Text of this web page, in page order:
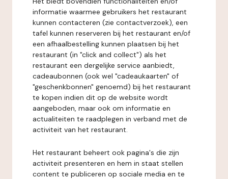
informatie waarmee gebruikers het restaurant
kunnen contacteren (zie contactverzoek), een
tafel kunnen reserveren bij het restaurant en/of
een afhaalbestelling kunnen plaatsen bij het
restaurant (in "click and collect") als het
restaurant een dergelijke service aanbiedt,
cadeaubonnen (ook wel "cadeaukaarten" of
"geschenkbonnen" genoemd) bij het restaurant
te kopen indien dit op de website wordt
aangeboden, maar ook om informatie en
actualiteiten te raadplegen in verband met de
activiteit van het restaurant.
Het restaurant beheert ook pagina's die zijn
activiteit presenteren en hem in staat stellen
content te publiceren op sociale media en te